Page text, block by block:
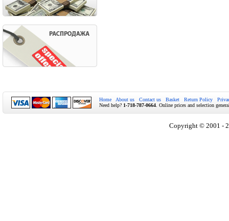
Home About us Contact us Basket Return Policy
Need help? 1-718-787-0664 . Online prices and selection
Copyright © 2001 -